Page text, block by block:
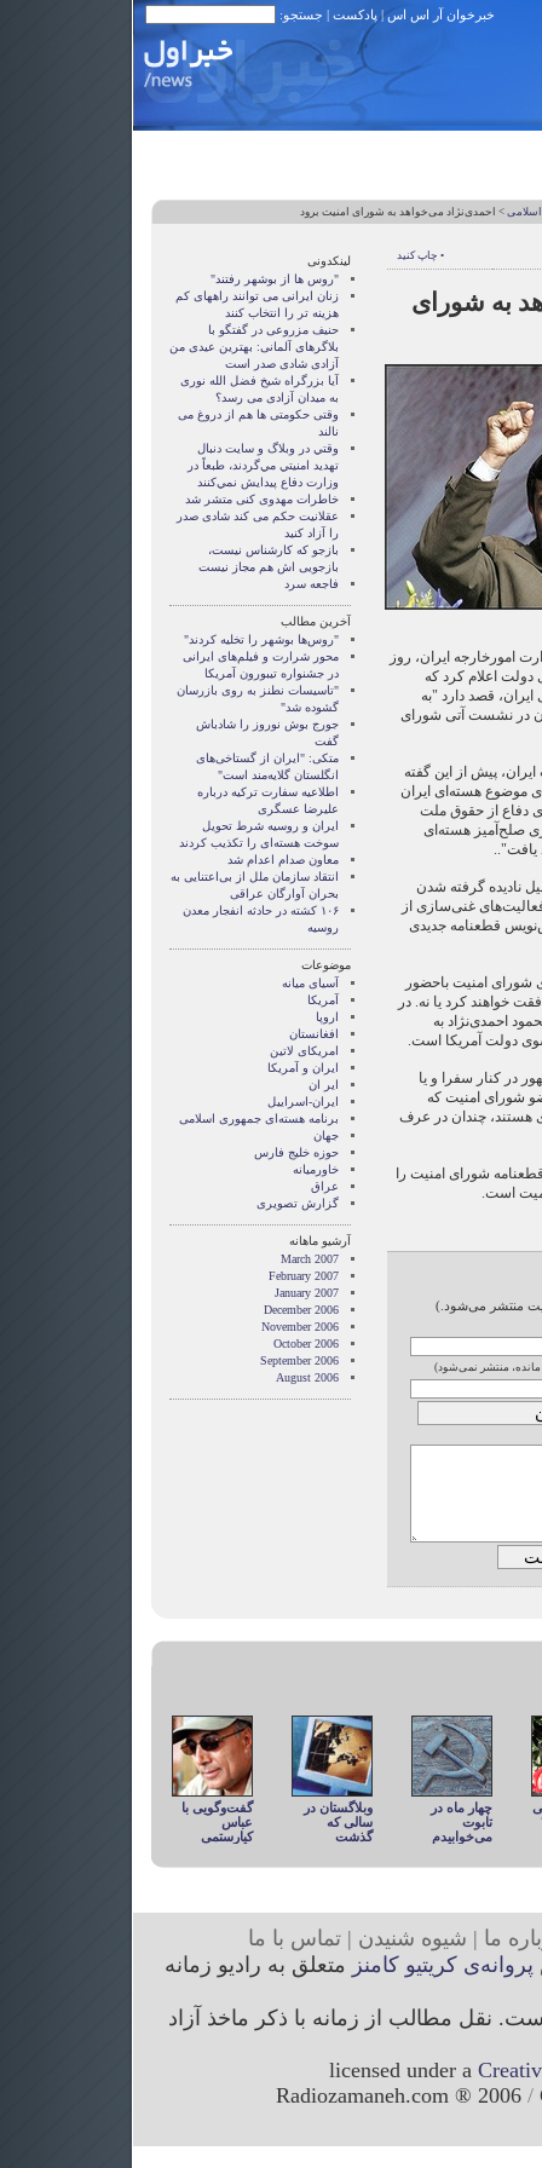
خبرخوان آر اس اس| پادکست | جستجو:
> احمدی‌نژاد می‌خواهد به شورای امنیت برود‌
• چاپ کنید
به شورای
امورخارجه ایران، روز
دولت اعلام کرد که
قصد دارد "به
در نشست آتی شورای
پیش از این گفته
موضوع هسته‌‏ای ایران
دفاع از حقوق ملت
صلح‌‏آمیز هسته‌‏ای
یافت"..
نادیده گرفته شدن
غنی‌سازی از
قطعنامه جدیدی
امنیت باحضور
خواهند کرد یا نه. در
احمدی‌نژاد به
دولت آمریکا است.
در کنار سفرا و یا
شورای امنیت که
هستند، چندان در عرف
شورای امنیت را
است.
منتشر می‌شود.)
مانده، منتشر نمی‌شود)
لینکدونی
"روس ها از بوشهر رفتند"
زنان ايرانی می توانند راههای کم
هزينه تر را انتخاب کنند
حنیف مزروعی در گفتگو با
بلاگرهای آلمانی: بهترین عیدی من
آزادی شادی صدر است
آيا بزرگراه شيخ فضل الله نوری
به ميدان آزادی می رسد؟
وقتی حکومتی ها هم از دروغ می
نالند
وقتي در وبلاگ و سايت دنبال
تهديد امنيتي مي‌گردند، طبعاً در
وزارت دفاع پيدايش نمي‌كنند
خاطرات مهدوی كنی متشر شد
عقلانيت حکم می کند شادی صدر
را آزاد کنيد
بازجو که کارشناس نیست،
بازجویی اش هم مجاز نیست
فاجعه سرد
آخرین مطالب
"روس‌ها بوشهر را تخلیه کردند"
محور شرارت و فیلم‌های ایرانی
در جشنواره تیبورون آمریکا
"تاسیسات نطنز به روی بازرسان
گشوده شد"
جورج بوش نوروز را شادباش
گفت
متکی: "ایران از گستاخی‌های
انگلستان گلایه‌مند است"
اطلاعیه سفارت ترکیه درباره
علیرضا عسگری
ایران و روسیه شرط تحویل
سوخت هسته‌ای را تکذیب کردند
معاون صدام اعدام شد
انتقاد سازمان ملل از بی‌اعتنایی به
بحران آوارگان عراقی
۱۰۶ کشته در حادثه انفجار معدن
روسیه
موضوعات
آسيای ميانه
آمریکا
اروپا
افغانستان
امریکای لاتین
ايران و آمريکا
ایر ان
ایران-اسراییل
برنامه هسته‌ای جمهوری اسلامی
جهان
حوزه خلیج فارس
خاورمیانه
عراق
گزارش تصويری
آرشیو ماهانه
March 2007
February 2007
January 2007
December 2006
November 2006
October 2006
September 2006
August 2006
چهار ماه در
تابوت
می‌خوابیدم
وبلاگستان در
سالی که
گذشت
گفت‌وگویی با
عباس
کیارستمی
ه ما | شیوه شنیدن |تماس با ما
پروانه‌ی کریتیو کامنز متعلق به رادیو زمانه
نقل مطالب از زمانه با ذکر ماخذ آزاد
licensed under a
/